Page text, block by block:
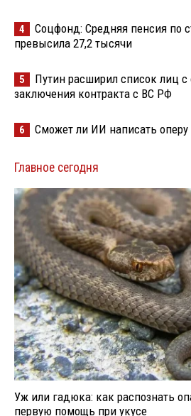
4
Соцфонд: Средняя пенсия по
превысила 27,2 тысячи
5
Путин расширил список лиц
заключения контракта с ВС РФ
6 Сможет ли ИИ написать
Главное сегодня
Уж или гадюка: как распознать
первую помощь при укусе